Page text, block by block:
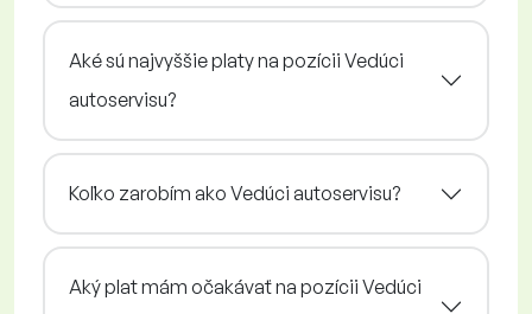
Aké sú najvyššie platy na pozícii Vedúci
autoservisu?
Koľko zarobím ako Vedúci autoservisu?
Aký plat mám očakávať na pozícii Vedúci